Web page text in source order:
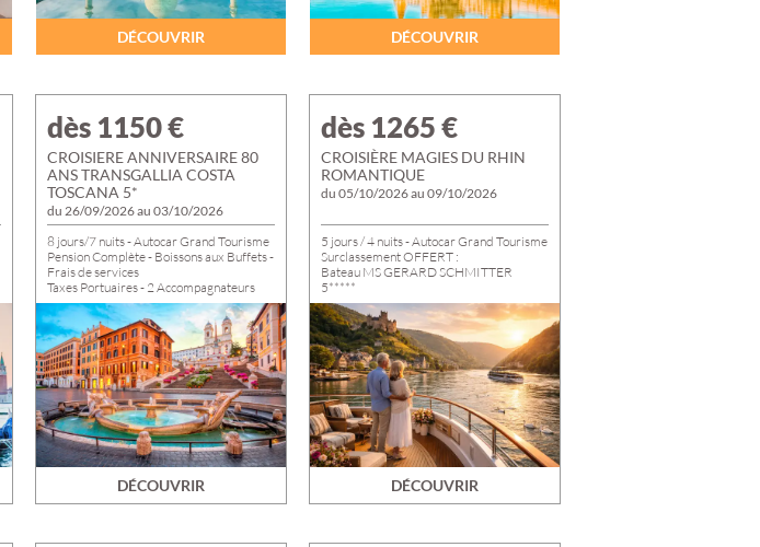
PROVENCE-ALPES-
CÔTE D'AZUR
DÉCOUVRIR DÉCOUVRIR
dès 1150€
CROISIERE ANNIVERSAIRE 80
ANS TRANSGALLIA COSTA
TOSCANA 5*
du 26/09/2026 au 03/10/2026
8 jours/7 nuits - Autocar Grand Tourisme
Pension Complète - Boissons aux Buffets -
Frais de services
Taxes Portuaires - 2 Accompagnateurs
Transgallia - Salle privatisée avec Pianiste,
Cocktails et Canapés
Départs de NOGENT, ROMILLY et
TROYES du 26/09 au 03/10/2026
DÉCOUVRIR
dès 1265€
CROISIÈRE MAGIES DU RHIN
ROMANTIQUE
du 05/10/2026 au 09/10/2026
5 jours / 4 nuits - Autocar Grand Tourisme
Surclassement OFFERT :
Bateau MS GERARD SCHMITTER
5*****
Pension Complète - Boissons à Volonté
Visites guidées, Entrées, Dégustations &
Soirée de Gala
DÉCOUVRIR